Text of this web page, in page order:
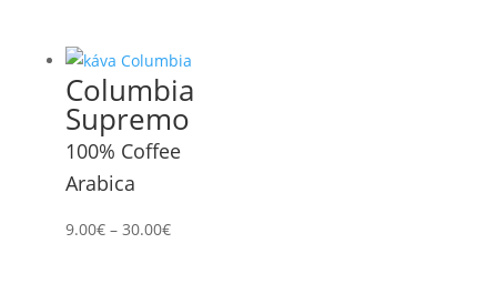
Columbia
Supremo
100% Coffee
Arabica
9.00€– 30.00€